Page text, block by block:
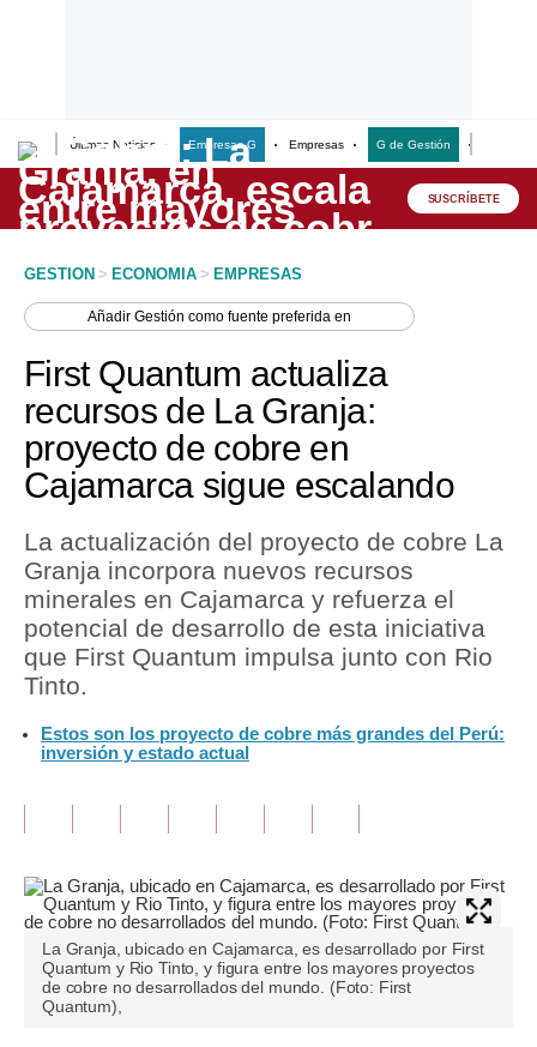
Últimas Noticias Empresas G Empresas G de Gestión
Lo último
Peru Quiosco
Economía
Mercados
Perú
Política
Tu Dinero
Finanzas Personales
Inmobiliarias
Plus G
Blogs
Tendencias
Lujo
SUSCRÍBETE
GESTION > ECONOMIA > EMPRESAS
AñadirGestión como fuente preferida en
First Quantum actualiza
recursos de La Granja:
proyecto de cobre en
Cajamarca sigue escalando
La actualización del proyecto de cobre La
Granja incorpora nuevos recursos
minerales en Cajamarca y refuerza el
potencial de desarrollo de esta iniciativa
que First Quantum impulsa junto con Rio
Tinto.
Estos son los proyecto de cobre más grandes del Perú:
inversión y estado actual
La Granja, ubicado en Cajamarca, es desarrollado por First
Quantum y Rio Tinto, y figura entre los mayores proyectos
de cobre no desarrollados del mundo. (Foto: First
Quantum),